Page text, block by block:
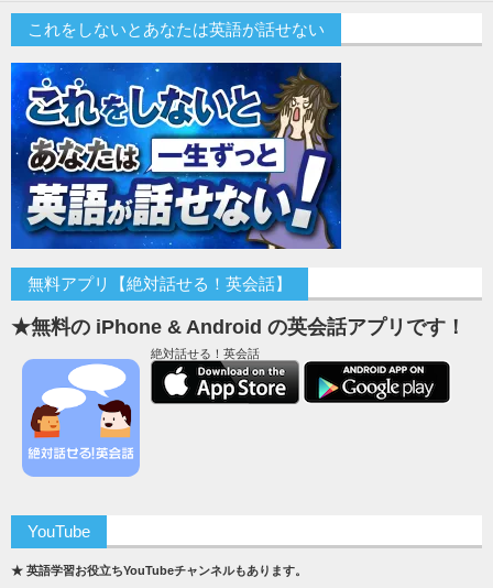
これをしないとあなたは英語が話せない
無料アプリ【絶対話せる！英会話】
★無料の iPhone & Android の英会話アプリです！
絶対話せる！英会話
YouTube
★ 英語学習お役立ちYouTubeチャンネルもあります。